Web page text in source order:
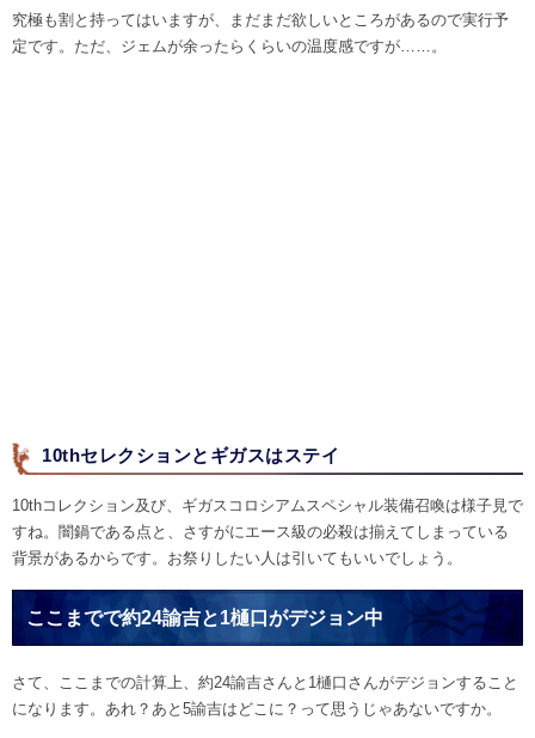
究極も割と持ってはいますが、まだまだ欲しいところがあるので実行予
定です。ただ、ジェムが余ったらくらいの温度感ですが……。
10thセレクションとギガスはステイ
10thコレクション及び、ギガスコロシアムスペシャル装備召喚は様子見で
すね。闇鍋である点と、さすがにエース級の必殺は揃えてしまっている
背景があるからです。お祭りしたい人は引いてもいいでしょう。
ここまでで約24諭吉と1樋口がデジョン中
さて、ここまでの計算上、約24諭吉さんと1樋口さんがデジョンすること
になります。あれ？あと5諭吉はどこに？って思うじゃあないですか。